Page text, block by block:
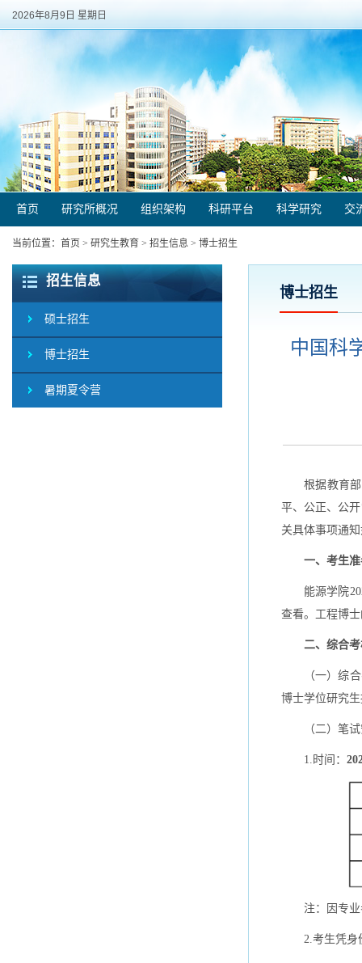
2026年8月9日 星期日
首页 研究所概况 组织架构 科研平台 科学研究 交
当前位置： 首页 > 研究生教育 > 招生信息 > 博士招生
招生信息
硕士招生
博士招生
暑期夏令营
博士招生
中国科
根据教育
平、公正、公
关具体事项通
一、考生
能源学院
查看。工程博
二、综合
（一）综
博士学位研究
（二）笔
1.时间：
注：因专
2.考生凭身